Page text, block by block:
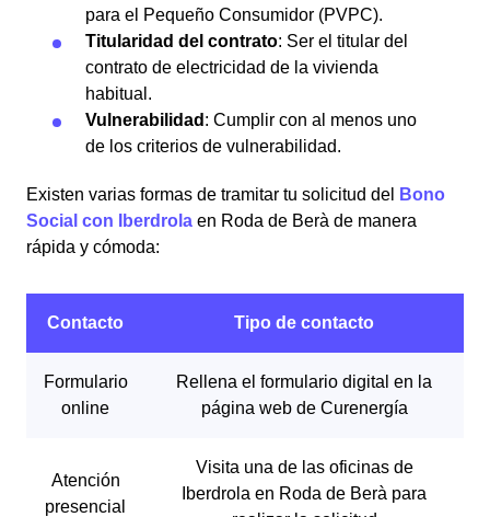
para el Pequeño Consumidor (PVPC).
Titularidad del contrato: Ser el titular del
contrato de electricidad de la vivienda
habitual.
Vulnerabilidad : Cumplir con al menos uno
de los criterios de vulnerabilidad.
Existen varias formas de tramitar tu solicitud del
Bono
Social con Iberdrola en Roda de Berà de manera
rápida y cómoda: